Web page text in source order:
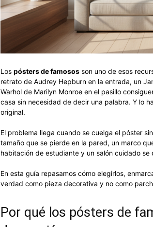
Los pósters de famosos son uno de esos
retrato de Audrey Hepburn en la entrada, un
Warhol de Marilyn Monroe en el pasillo
casa sin necesidad de decir una palabra. Y lo
original.
El problema llega cuando se cuelga el póster
tamaño que se pierde en la pared, un marco
habitación de estudiante y un salón cuidado
En esta guía repasamos cómo elegirlos,
verdad como pieza decorativa y no como
Por qué los pósters de